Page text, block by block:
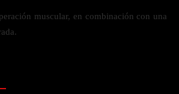
muscular, en combinación con una